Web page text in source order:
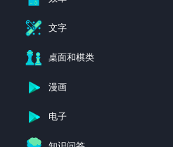
效率
文字
桌面和棋类
漫画
电子